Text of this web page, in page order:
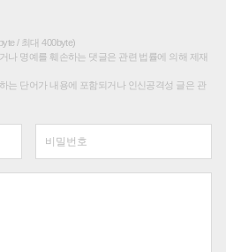
/ 최대 400byte)
나 명예를 훼손하는 댓글은 관련 법률에 의해 제재
는 단어가 내용에 포함되거나 인신공격성 글은 관